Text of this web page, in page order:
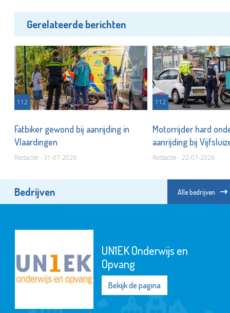
Gerelateerde berichten
112
Fatbiker gewond bij aanrijding in
Vlaardingen
Redactie - 31-07-2026
112
Motorrijder hard
aanrijding bij
Redactie - 22-07-2026
Bedrijven Alle bedrijven
UN1EK Onderwijs en
Opvang
Bekijk de pagina